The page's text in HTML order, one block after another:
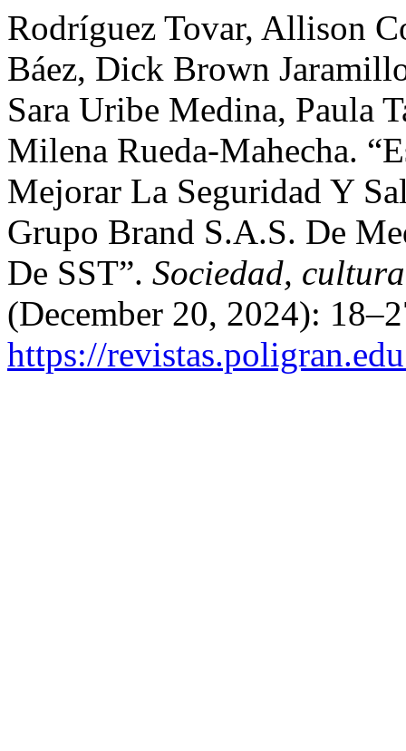
Rodríguez Tovar, Allison
Báez, Dick Brown
Sara Uribe Medina, Paula
Milena Rueda-Mahecha.
Mejorar La Seguridad Y
Grupo Brand S.A.S. De
De SST”. Sociedad,
(December 20, 2024):
https://